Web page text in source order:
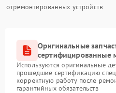
отремонтированных устройств
Оригинальные
сертифицированные
Используются оригинальные
прошедшие сертификацию
корректную работу после
гарантийных обязательств